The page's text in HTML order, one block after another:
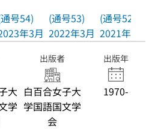
号54)
年3月
(通号53)
2022年3月
(通号52)
2021年3月
大
学
出版者
白百合女子大
学国語国文学
会
出版年
1970-